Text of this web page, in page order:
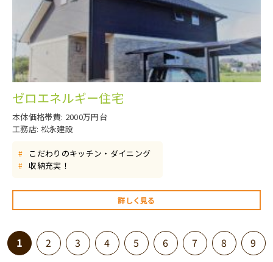
ゼロエネルギー住宅
本体価格帯費: 2000万円台
工務店: 松永建設
# こだわりのキッチン・ダイニング
# 収納充実！
詳しく見る
1 2 3 4 5 6 7 8 9